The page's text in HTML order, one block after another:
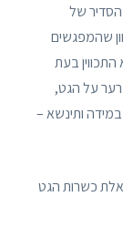
של
שהמפגשים
בעת
על הגט,
ותינשא –
כשרות הגט